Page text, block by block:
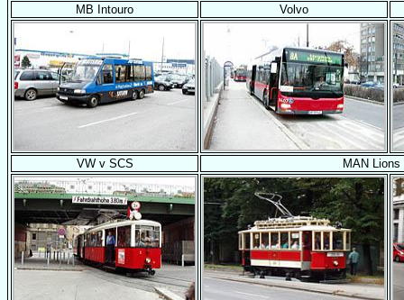
MB Intouro Volvo
VW v SCS MAN